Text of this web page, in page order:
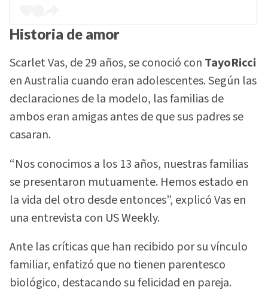
Historia de amor
Scarlet Vas, de 29 años, se conoció con TayoRicci
en Australia cuando eran adolescentes. Según las
declaraciones de la modelo, las familias de
ambos eran amigas antes de que sus padres se
casaran.
“Nos conocimos a los 13 años, nuestras familias
se presentaron mutuamente. Hemos estado en
la vida del otro desde entonces”, explicó Vas en
una entrevista con US Weekly.
Ante las críticas que han recibido por su vínculo
familiar, enfatizó que no tienen parentesco
biológico, destacando su felicidad en pareja.